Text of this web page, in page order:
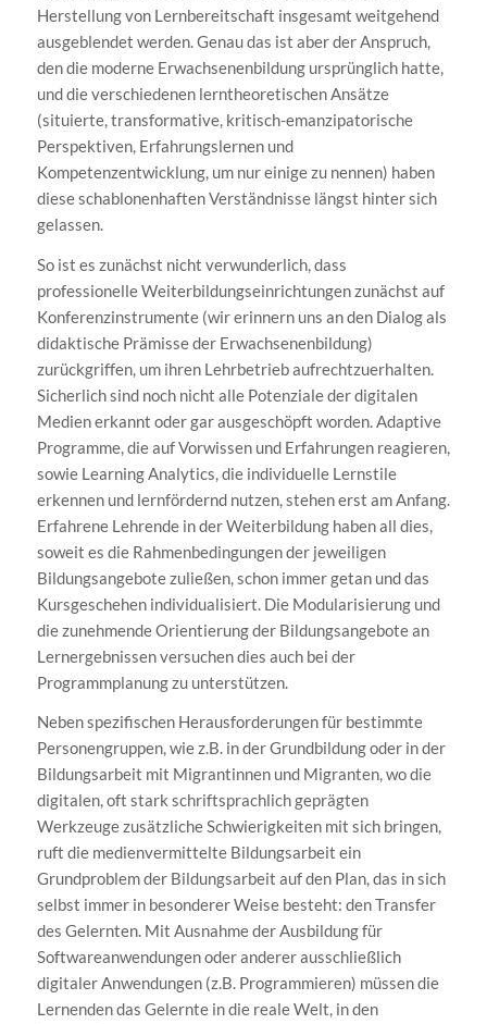
Herstellung von Lernbereitschaft insgesamt weitgehend
ausgeblendet werden. Genau das ist aber der Anspruch,
den die moderne Erwachsenenbildung ursprünglich hatte,
und die verschiedenen lerntheoretischen Ansätze
(situierte, transformative, kritisch-emanzipatorische
Perspektiven, Erfahrungslernen und
Kompetenzentwicklung, um nur einige zu nennen) haben
diese schablonenhaften Verständnisse längst hinter sich
gelassen.
So ist es zunächst nicht verwunderlich, dass
professionelle Weiterbildungseinrichtungen zunächst auf
Konferenzinstrumente (wir erinnern uns an den Dialog als
didaktische Prämisse der Erwachsenenbildung)
zurückgriffen, um ihren Lehrbetrieb aufrechtzuerhalten.
Sicherlich sind noch nicht alle Potenziale der digitalen
Medien erkannt oder gar ausgeschöpft worden. Adaptive
Programme, die auf Vorwissen und Erfahrungen reagieren,
sowie Learning Analytics, die individuelle Lernstile
erkennen und lernfördernd nutzen, stehen erst am Anfang.
Erfahrene Lehrende in der Weiterbildung haben all dies,
soweit es die Rahmenbedingungen der jeweiligen
Bildungsangebote zuließen, schon immer getan und das
Kursgeschehen individualisiert. Die Modularisierung und
die zunehmende Orientierung der Bildungsangebote an
Lernergebnissen versuchen dies auch bei der
Programmplanung zu unterstützen.
Neben spezifischen Herausforderungen für bestimmte
Personengruppen, wie z.B. in der Grundbildung oder in der
Bildungsarbeit mit Migrantinnen und Migranten, wo die
digitalen, oft stark schriftsprachlich geprägten
Werkzeuge zusätzliche Schwierigkeiten mit sich bringen,
ruft die medienvermittelte Bildungsarbeit ein
Grundproblem der Bildungsarbeit auf den Plan, das in sich
selbst immer in besonderer Weise besteht: den Transfer
des Gelernten. Mit Ausnahme der Ausbildung für
Softwareanwendungen oder anderer ausschließlich
digitaler Anwendungen (z.B. Programmieren) müssen die
Lernenden das Gelernte in die reale Welt, in den